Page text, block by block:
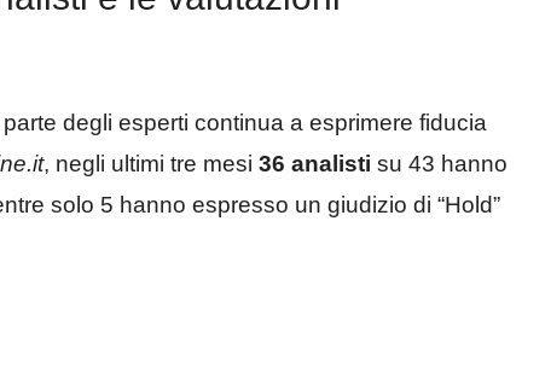
degli esperti continua a esprimere fiducia
, negli ultimi tre mesi 36 analisti su 43 hanno
solo 5 hanno espresso un giudizio di “Hold”